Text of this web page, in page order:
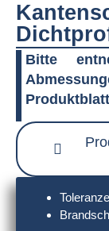
Bitte